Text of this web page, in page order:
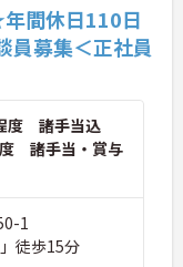
間休日110日
員募集＜正社員
度 諸手当込
諸手当・賞与
1
徒歩15分